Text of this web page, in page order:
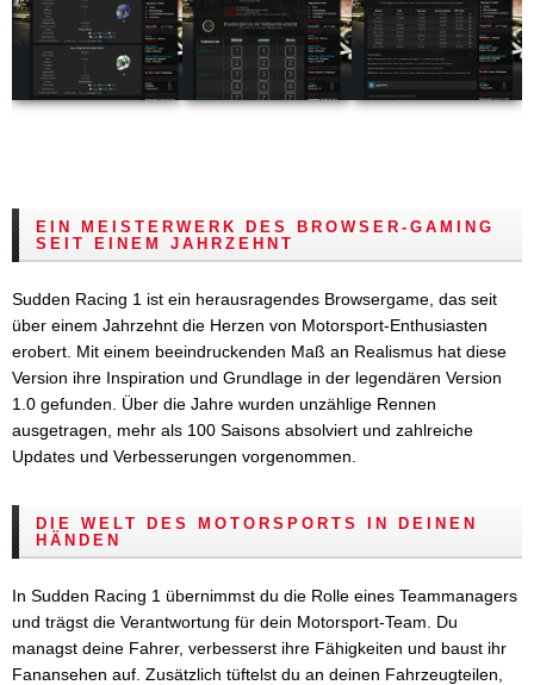
EIN MEISTERWERK DES BROWSER-GAMING
SEIT EINEM JAHRZEHNT
Sudden Racing 1 ist ein herausragendes Browsergame, das seit
über einem Jahrzehnt die Herzen von Motorsport-Enthusiasten
erobert. Mit einem beeindruckenden Maß an Realismus hat diese
Version ihre Inspiration und Grundlage in der legendären Version
1.0 gefunden. Über die Jahre wurden unzählige Rennen
ausgetragen, mehr als 100 Saisons absolviert und zahlreiche
Updates und Verbesserungen vorgenommen.
DIE WELT DES MOTORSPORTS IN DEINEN
HÄNDEN
In Sudden Racing 1 übernimmst du die Rolle eines Teammanagers
und trägst die Verantwortung für dein Motorsport-Team. Du
managst deine Fahrer, verbesserst ihre Fähigkeiten und baust ihr
Fanansehen auf. Zusätzlich tüftelst du an deinen Fahrzeugteilen,